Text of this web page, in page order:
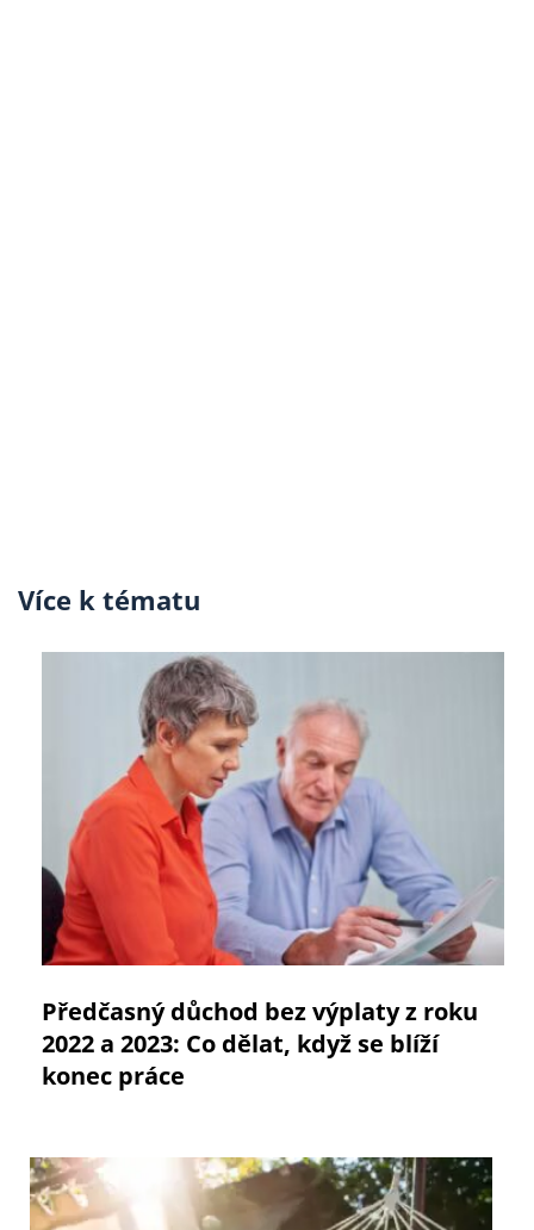
Více k tématu
Předčasný důchod bez výplaty z roku
2022 a 2023: Co dělat, když se blíží
konec práce